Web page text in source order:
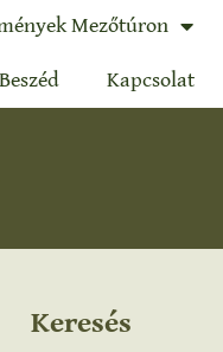
Mezőtúron
Kapcsolat
Keresés